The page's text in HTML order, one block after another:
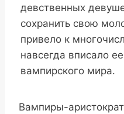
девственных
сохранить свою
привело к
навсегда вписало
вампирского мира.
Вампиры-